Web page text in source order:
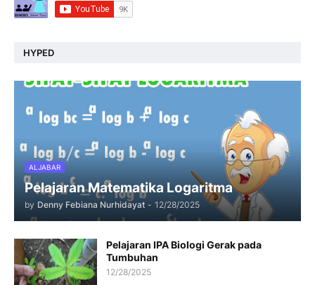
HYPED
ALJABAR
Pelajaran Matematika Logaritma
by Denny Febiana Nurhidayat - 12/28/2025
Pelajaran IPA Biologi Gerak pada
Tumbuhan
12/28/2025